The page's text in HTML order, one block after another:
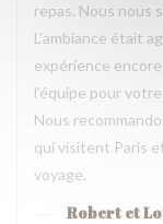
repas. Nous nous
L’ambiance était
expérience
l’équipe pour
Nous
qui visitent Paris
voyage.
Robert et